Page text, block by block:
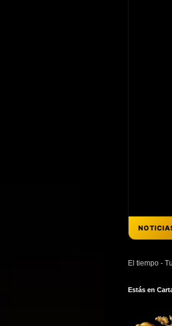
de Cartaojal - Cartaojal y el
El tiempo -
Estás en